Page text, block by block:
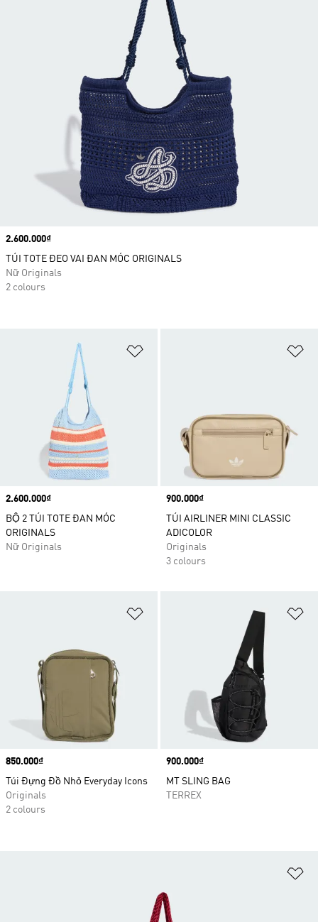
Price
2.600.000₫
BỘ 2 TÚI TOTE ĐAN MÓC
ORIGINALS
Nữ Originals
Price
900.000₫
TÚI AIRLINER MINI CLASSIC
ADICOLOR
Originals
3 colours
Price
850.000₫
Túi Đựng Đồ Nhỏ Everyday Icons
Originals
2 colours
Price
900.000₫
MT SLING BAG
TERREX
Price
2.600.000₫
TÚI TOTE ĐEO VAI ĐAN MÓC ORIGINALS
Nữ Originals
2 colours